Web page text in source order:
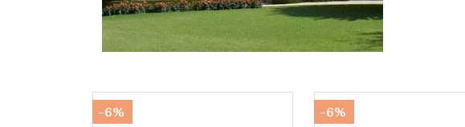
-6% -6%